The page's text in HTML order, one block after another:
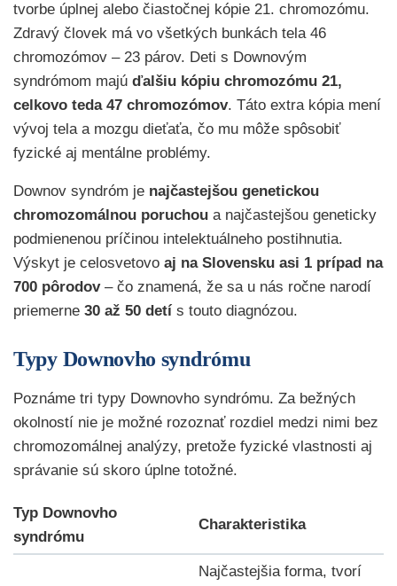
tvorbe úplnej alebo čiastočnej kópie 21. chromozómu.
Zdravý človek má vo všetkých bunkách tela 46
chromozómov – 23 párov. Deti s Downovým
syndrómom majú ďalšiu kópiu chromozómu 21,
celkovo teda 47 chromozómov. Táto extra kópia mení
vývoj tela a mozgu dieťaťa, čo mu môže spôsobiť
fyzické aj mentálne problémy.
Downov syndróm je najčastejšou genetickou
chromozomálnou poruchou a najčastejšou geneticky
podmienenou príčinou intelektuálneho postihnutia.
Výskyt je celosvetovo aj na Slovensku asi 1 prípad na
700 pôrodov– čo znamená, že sa u nás ročne narodí
priemerne 30 až 50 detí s touto diagnózou.
Typy Downovho syndrómu
Poznáme tri typy Downovho syndrómu. Za bežných
okolností nie je možné rozoznať rozdiel medzi nimi bez
chromozomálnej analýzy, pretože fyzické vlastnosti aj
správanie sú skoro úplne totožné.
Typ Downovho
syndrómu
Charakteristika
Najčastejšia forma, tvorí